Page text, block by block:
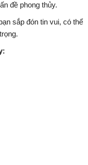
đề phong thủy.
sắp đón tin vui, có thể